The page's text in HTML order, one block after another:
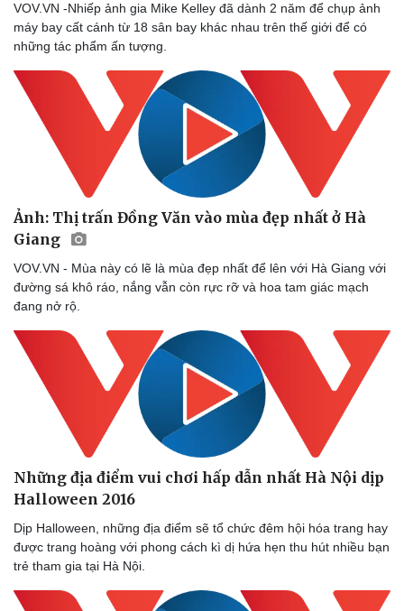
VOV.VN -Nhiếp ảnh gia Mike Kelley đã dành 2 năm để chụp ảnh
máy bay cất cánh từ 18 sân bay khác nhau trên thế giới để có
những tác phẩm ấn tượng.
Ảnh: Thị trấn Đồng Văn vào mùa đẹp nhất ở Hà
Giang
VOV.VN - Mùa này có lẽ là mùa đẹp nhất để lên với Hà Giang với
đường sá khô ráo, nắng vẫn còn rực rỡ và hoa tam giác mạch
đang nở rộ.
Những địa điểm vui chơi hấp dẫn nhất Hà Nội dịp
Halloween 2016
Dịp Halloween, những địa điểm sẽ tổ chức đêm hội hóa trang hay
được trang hoàng với phong cách kì dị hứa hẹn thu hút nhiều bạn
trẻ tham gia tại Hà Nội.